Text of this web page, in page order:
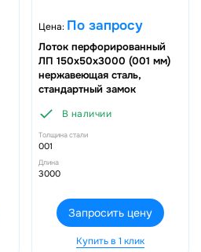
Цена: По запросу
Лоток перфорированный
ЛП 150х50х3000 (001 мм)
нержавеющая сталь,
стандартный замок
В наличии
Толщина стали
001
Длина
3000
Запросить цену
Купить в 1 клик